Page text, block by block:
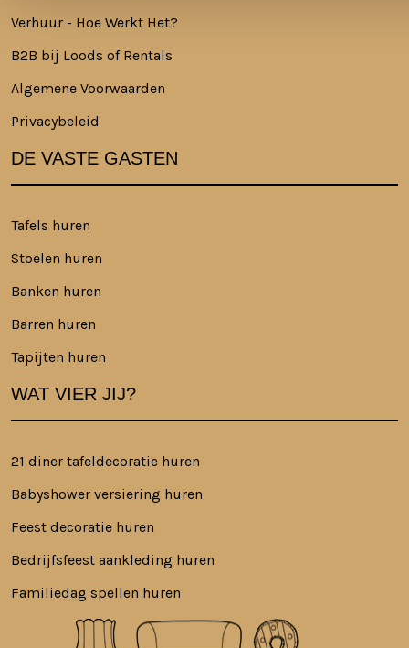
Verhuur - Hoe Werkt Het?
B2B bij Loods of Rentals
Algemene Voorwaarden
Privacybeleid
DE VASTE GASTEN
Tafels huren
Stoelen huren
Banken huren
Barren huren
Tapijten huren
WAT VIER JIJ?
21 diner tafeldecoratie huren
Babyshower versiering huren
Feest decoratie huren
Bedrijfsfeest aankleding huren
Familiedag spellen huren